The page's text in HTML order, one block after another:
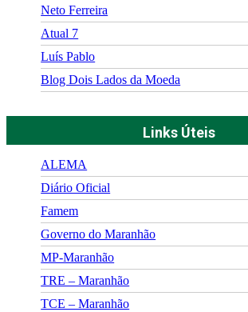
Neto Ferreira
Atual 7
Luís Pablo
Blog Dois Lados da Moeda
Links Úteis
ALEMA
Diário Oficial
Famem
Governo do Maranhão
MP-Maranhão
TRE – Maranhão
TCE – Maranhão